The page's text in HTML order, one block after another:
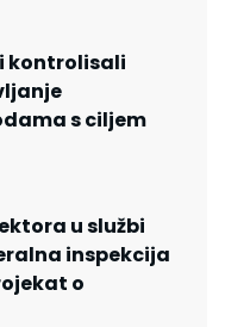
kontrolisali
s ciljem
u službi
inspekcija
o